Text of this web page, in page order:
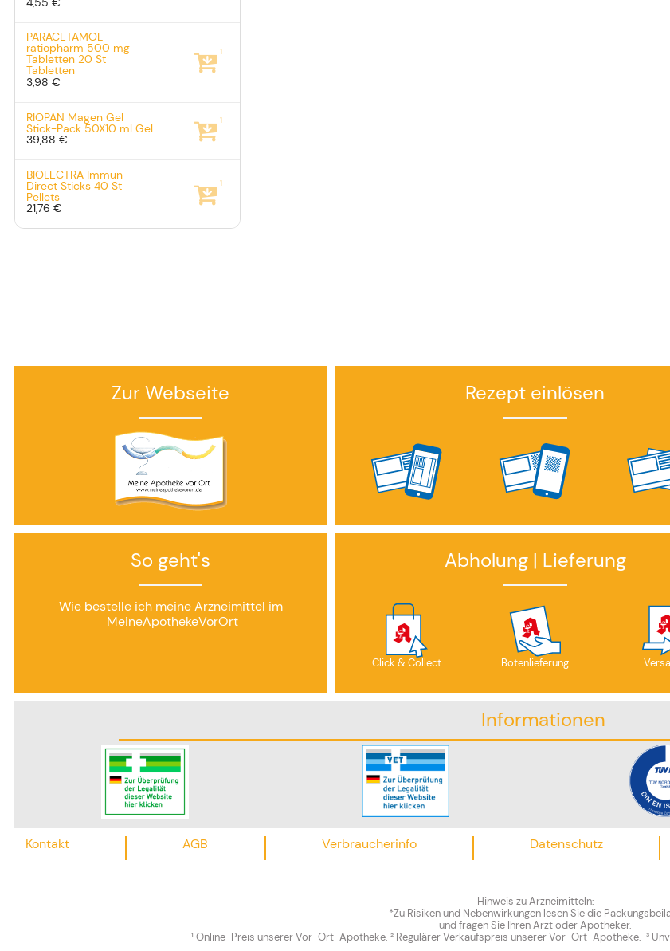
PARACETAMOL-
ratiopharm 500 mg
Tabletten20 St
Tabletten
3,98 €
1
RIOPAN Magen Gel
Stick-Pack50X10 mlGel
39,88 €
1
BIOLECTRA Immun
Direct Sticks40 St
Pellets
21,76 €
1
Zur Webseite
So geht's
Wie bestelle ich meine Arzneimittel im
MeineApothekeVorOrt
Rezept einlösen
Abholung | Lieferung
Click & Collect Botenlieferung
Informationen
Kontakt AGB Verbraucherinfo Datenschutz
Hinweis zu Arzneimitteln:
*Zu Risiken und Nebenwirkungen lesen Sie die
und fragen Sie Ihren Arzt oder Apotheker.
¹ Online-Preis unserer Vor-Ort-Apotheke. ² Regulärer Verkaufspreis unserer Vor-Ort-Apotheke. ³